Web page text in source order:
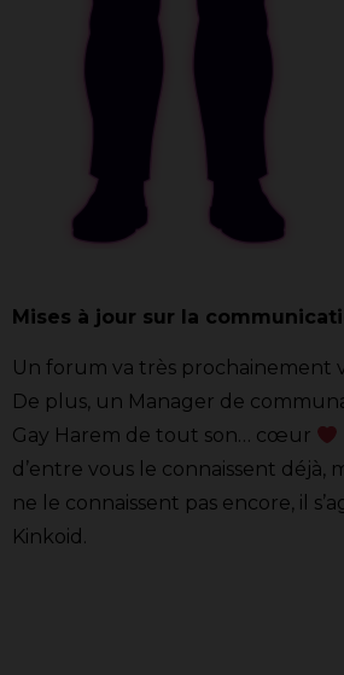
Mises à jour sur la
Un forum va très prochainement
De plus, un Manager de
Gay Harem de tout son… cœur
d’entre vous le connaissent déjà,
ne le connaissent pas encore, il
Kinkoid.